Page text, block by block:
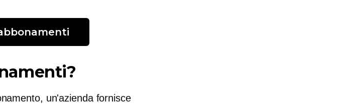
un'azienda fornisce